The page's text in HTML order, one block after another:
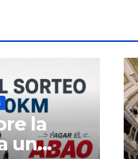
la
un